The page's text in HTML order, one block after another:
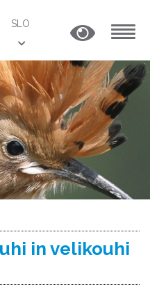
SLO
in velikouhi